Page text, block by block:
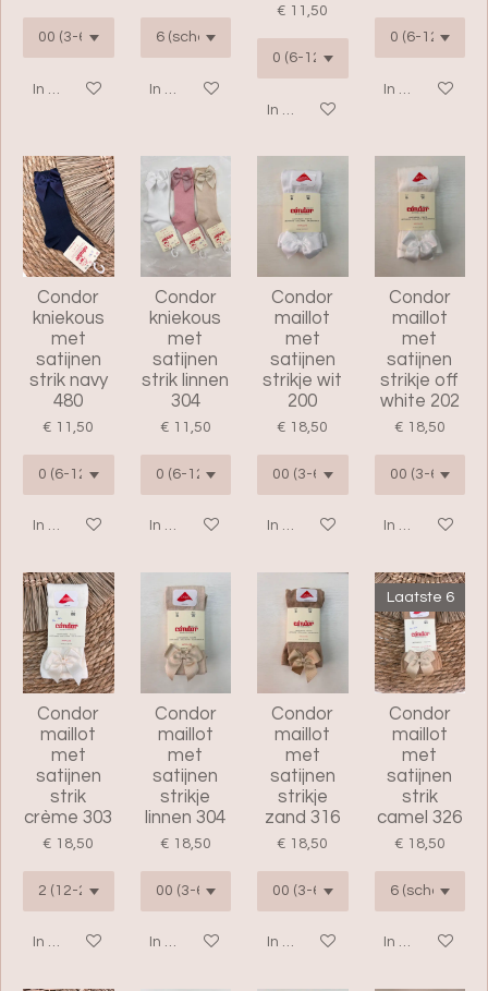
In winkelwagen In winkelwagen
€ 11,50
In winkelwagen
In
Condor
kniekous
met
satijnen
strik navy
480
€ 11,50
In winkelwagen
Condor
kniekous
met
satijnen
strik linnen
304
€ 11,50
In winkelwagen
Condor
maillot
met
satijnen
strikje wit
200
€ 18,50
In winkelwagen
Condor
maillot
met
satijnen
strikje off
white 202
€ 18,50
In
Condor
maillot
met
satijnen
strik
crème 303
€ 18,50
In winkelwagen
Condor
maillot
met
satijnen
strikje
linnen 304
€ 18,50
In winkelwagen
Condor
maillot
met
satijnen
strikje
zand 316
€ 18,50
In winkelwagen
Laatste 6
Condor
maillot
met
satijnen
strik
camel 326
€ 18,50
In